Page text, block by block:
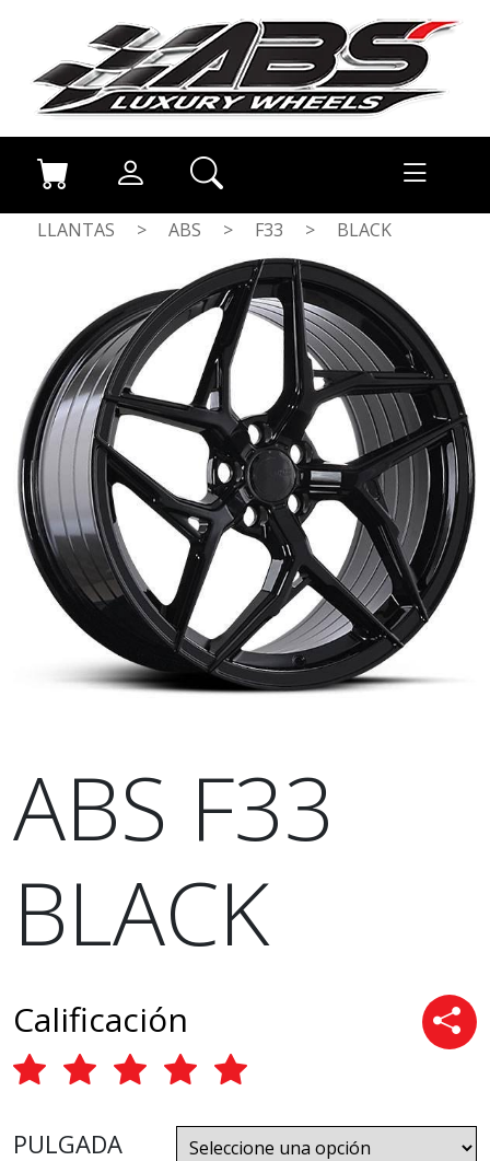
LLANTAS > ABS > F33 > BLACK
ABS F33
BLACK
Calificación
PULGADA